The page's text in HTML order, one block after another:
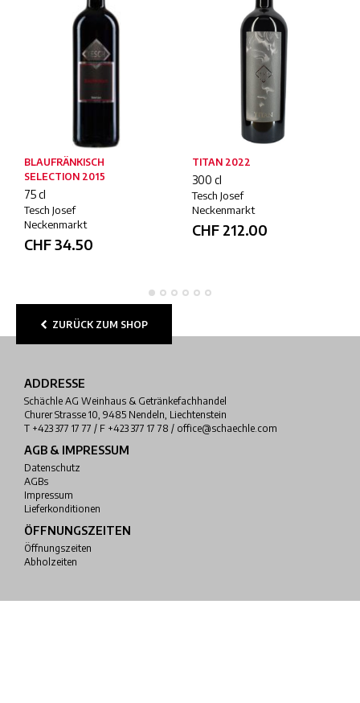
BLAUFRÄNKISCH
SELECTION 2015
75 cl
Tesch Josef
Neckenmarkt
CHF34.50
TITAN 2022
300 cl
Tesch Josef
Neckenmarkt
CHF 212.00
ZURÜCK ZUM SHOP
ADDRESSE
Schächle AG Weinhaus & Getränkefachhandel
Churer Strasse 10, 9485 Nendeln, Liechtenstein
T +423 377 17 77 / F +423 377 17 78 / office@schaechle.com
AGB & IMPRESSUM
Datenschutz
AGBs
Impressum
Lieferkonditionen
ÖFFNUNGSZEITEN
Öffnungszeiten
Abholzeiten